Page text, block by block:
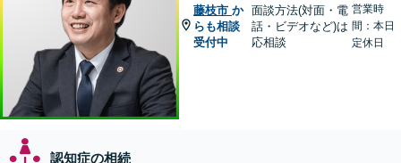
藤枝市 か
らも相談
受付中
面談方法(対面・電
話・ビデオなど)は
応相談
営業時
間：本日
定休日
認知症の相続